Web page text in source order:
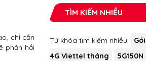
chỉ cần
phản hồi
TÌM KIẾM NHIỀU
Từ khóa tìm kiếm nhiều:
4G Viettel tháng
5G150N